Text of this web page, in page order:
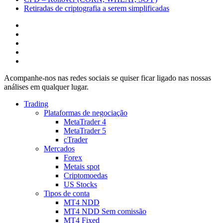
Retiradas de criptografia a serem simplificadas
Acompanhe-nos nas redes sociais se quiser ficar ligado nas nossas
análises em qualquer lugar.
Trading
Plataformas de negociação
MetaTrader 4
MetaTrader 5
cTrader
Mercados
Forex
Metais spot
Criptomoedas
US Stocks
Tipos de conta
MT4 NDD
MT4 NDD Sem comissão
MT4 Fixed